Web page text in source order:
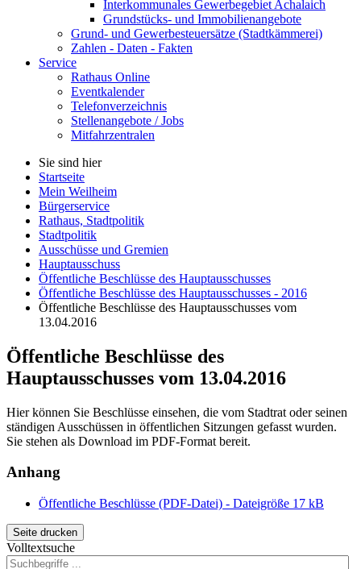
Interkommunales Gewerbegebiet Achalaich
Grundstücks- und Immobilienangebote
Grund- und Gewerbesteuersätze (Stadtkämmerei)
Zahlen - Daten - Fakten
Service
Rathaus Online
Eventkalender
Telefonverzeichnis
Stellenangebote / Jobs
Mitfahrzentralen
Sie sind hier
Startseite
Mein Weilheim
Bürgerservice
Rathaus, Stadtpolitik
Stadtpolitik
Ausschüsse und Gremien
Hauptausschuss
Öffentliche Beschlüsse des Hauptausschusses
Öffentliche Beschlüsse des Hauptausschusses - 2016
Öffentliche Beschlüsse des Hauptausschusses vom
13.04.2016
Öffentliche Beschlüsse des
Hauptausschusses vom 13.04.2016
Hier können Sie Beschlüsse einsehen, die vom Stadtrat oder seinen
ständigen Ausschüssen in öffentlichen Sitzungen gefasst wurden.
Sie stehen als Download im PDF-Format bereit.
Anhang
Öffentliche Beschlüsse (PDF-Datei) - Dateigröße 17 kB
Seite drucken
Volltextsuche